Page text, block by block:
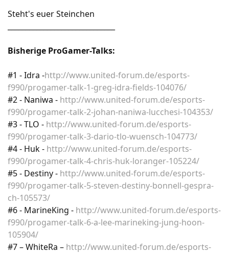
Steht's euer Steinchen
Bisherige ProGamer-Talks:
#1 - Idra -http://www.united-forum.de/esports-
f990/progamer-talk-1-greg-idra-fields-104076/
#2 - Naniwa - http://www.united-forum.de/esports-
f990/progamer-talk-2-johan-naniwa-lucchesi-104353/
#3 - TLO - http://www.united-forum.de/esports-
f990/progamer-talk-3-dario-tlo-wuensch-104773/
#4 - Huk - http://www.united-forum.de/esports-
f990/progamer-talk-4-chris-huk-loranger-105224/
#5 - Destiny - http://www.united-forum.de/esports-
f990/progamer-talk-5-steven-destiny-bonnell-gespra-
ch-105573/
#6 - MarineKing - http://www.united-forum.de/esports-
f990/progamer-talk-6-a-lee-marineking-jung-hoon-
105904/
#7 – WhiteRa – http://www.united-forum.de/esports-